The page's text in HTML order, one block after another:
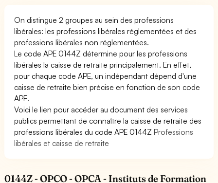
On distingue 2 groupes au sein des professions
libérales: les professions libérales réglementées et des
professions libérales non réglementées.
Le code APE 0144Z détermine pour les professions
libérales la caisse de retraite principalement. En effet,
pour chaque code APE, un indépendant dépend d'une
caisse de retraite bien précise en fonction de son code
APE.
Voici le lien pour accéder au document des services
publics permettant de connaître la caisse de retraite des
professions libérales du code APE 0144ZProfessions
libérales et caisse de retraite
0144Z - OPCO - OPCA - Instituts de Formation